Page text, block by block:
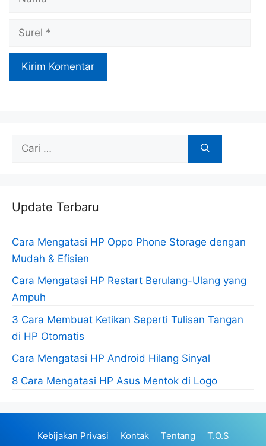
Surel
Cari
Update Terbaru
Cara Mengatasi HP Oppo Phone Storage dengan
Mudah & Efisien
Cara Mengatasi HP Restart Berulang-Ulang yang
Ampuh
3 Cara Membuat Ketikan Seperti Tulisan Tangan
di HP Otomatis
Cara Mengatasi HP Android Hilang Sinyal
8 Cara Mengatasi HP Asus Mentok di Logo
Kebijakan Privasi Kontak Tentang T.O.S